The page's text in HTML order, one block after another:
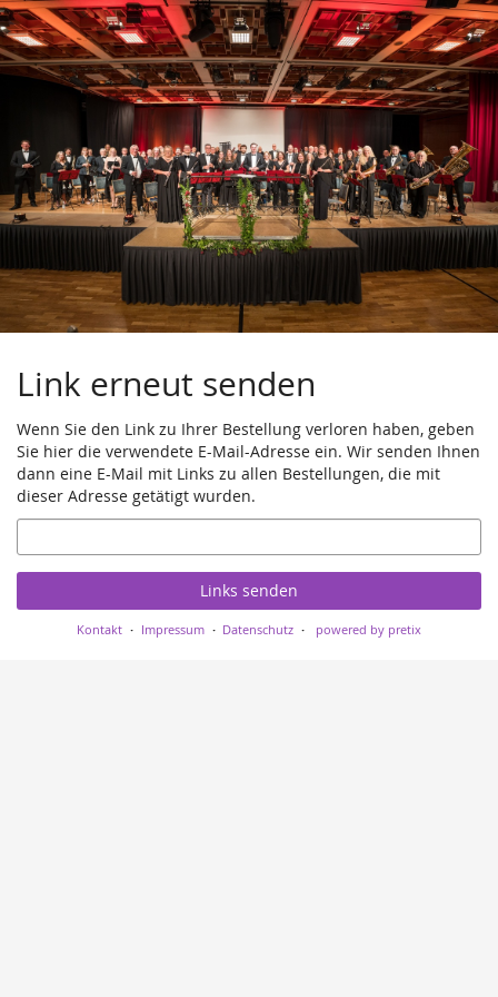
Zum
Haupt-
Inhalt
springen
Link erneut senden
Wenn Sie den Link zu Ihrer Bestellung verloren haben, geben
Sie hier die verwendete E-Mail-Adresse ein. Wir senden Ihnen
dann eine E-Mail mit Links zu allen Bestellungen, die mit
dieser Adresse getätigt wurden.
E-
Mail
Links senden
Kontakt Impressum Datenschutz powered by pretix